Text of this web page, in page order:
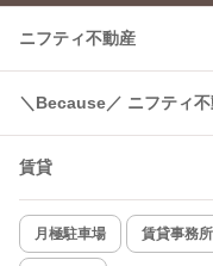
温水洗浄便座
コンロ2口以上
新着のみ
ニフティ不動産
＼Because／ ニフティ
賃貸
月極駐車場 賃貸事務